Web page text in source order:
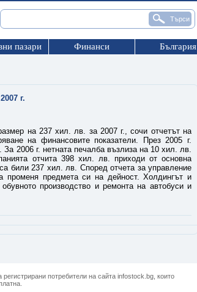
пазари Финанси България
г.
на 237 хил. лв. за 2007 г., сочи отчетът на
на финансовите показатели. През 2005 г.
За 2006 г. нетната печалба възлиза на 10 хил. лв.
отчита 398 хил. лв. приходи от основна
били 237 хил. лв. Според отчета за управление
предмета си на дейност. Холдингът и
производство и ремонта на автобуси и
потребители на сайта infostock.bg, които